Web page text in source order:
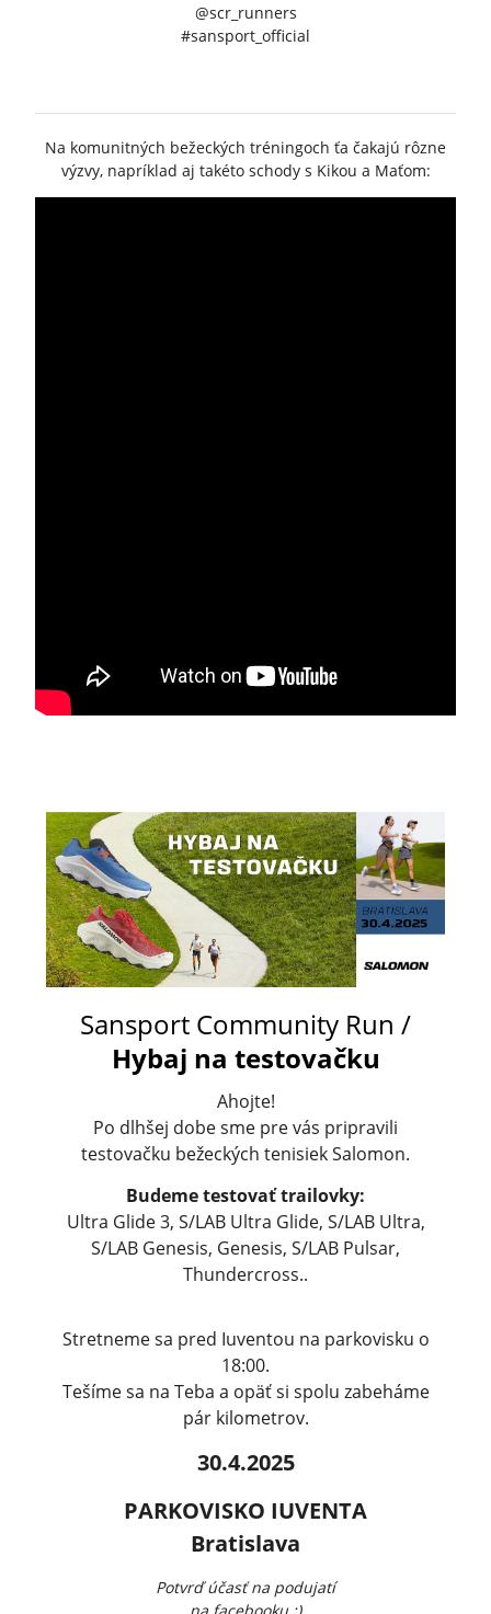
@scr_runners
#sansport_official
Na komunitných bežeckých tréningoch ťa čakajú rôzne
výzvy, napríklad aj takéto schody s Kikou a Maťom:
Sansport Community Run /
Hybaj na testovačku
Ahojte!
Po dlhšej dobe sme pre vás pripravili
testovačku bežeckých tenisiek Salomon.
Budeme testovať trailovky:
Ultra Glide 3, S/LAB Ultra Glide, S/LAB Ultra,
S/LAB Genesis, Genesis, S/LAB Pulsar,
Thundercross..
Stretneme sa pred Iuventou na parkovisku o
18:00.
Tešíme sa na Teba a opäť si spolu zabeháme
pár kilometrov.
30.4.2025
PARKOVISKO IUVENTA
Bratislava
Potvrď účasť na podujatí